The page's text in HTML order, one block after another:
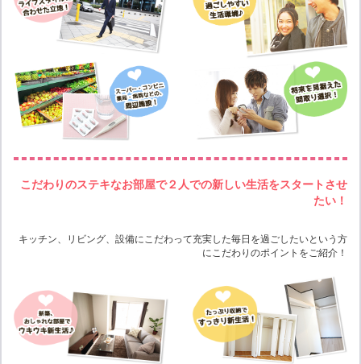
こだわりのステキなお部屋で２人での新しい生活をスタートさせ
たい！
キッチン、リビング、設備にこだわって充実した毎日を過ごしたいという方
にこだわりのポイントをご紹介！